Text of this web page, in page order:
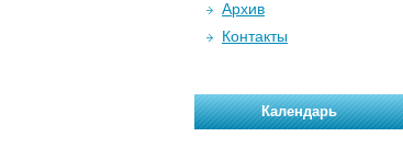
Архив
Контакты
Календарь